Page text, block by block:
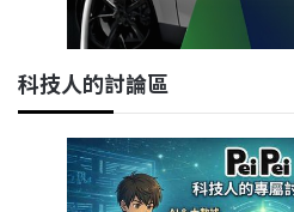
科技人的討論區